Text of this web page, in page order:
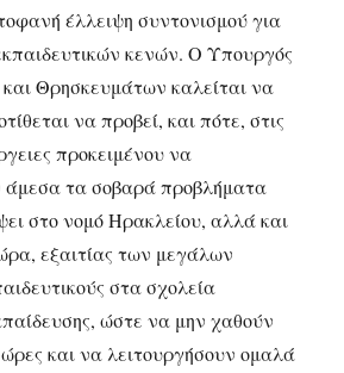
έλλειψη συντονισμού για
κενών. Ο Υπουργός
και Θρησκευμάτων καλείται να
να προβεί, και πότε, στις
προκειμένου να
άμεσα τα σοβαρά προβλήματα
στο νομό Ηρακλείου, αλλά και
εξαιτίας των μεγάλων
στα σχολεία
ώστε να μην χαθούν
ώρες και να λειτουργήσουν ομαλά